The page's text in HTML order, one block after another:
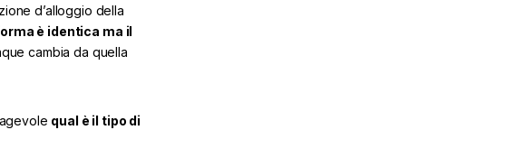
d’alloggio della
è identica ma il
cambia da quella
qual è il tipo di